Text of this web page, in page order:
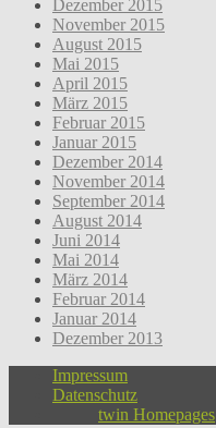
Dezember 2015
November 2015
August 2015
Mai 2015
April 2015
März 2015
Februar 2015
Januar 2015
Dezember 2014
November 2014
September 2014
August 2014
Juni 2014
Mai 2014
März 2014
Februar 2014
Januar 2014
Dezember 2013
Impressum
Datenschutz
twin Homepages